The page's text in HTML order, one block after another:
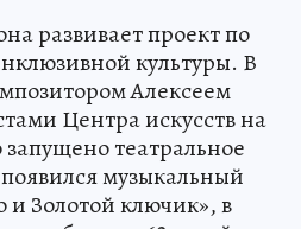
развивает проект по
культуры. В
Алексеем
Центра искусств на
театральное
музыкальный
и Золотой ключик», в